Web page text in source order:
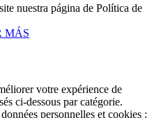
nuestra página de Política de
MÁS
votre expérience de
ci-dessous par catégorie.
personnelles et cookies :